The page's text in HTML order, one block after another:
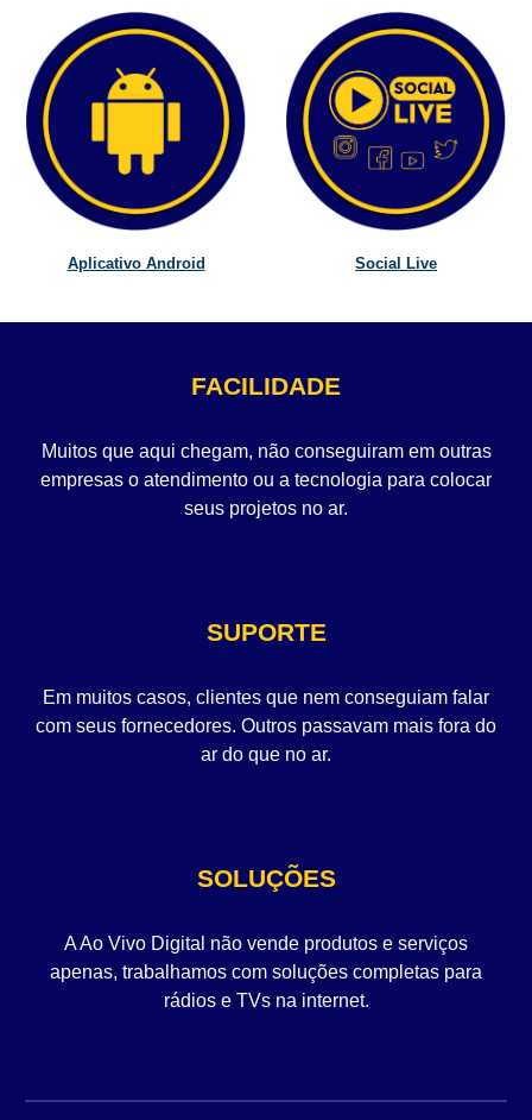
Aplicativo Android Social Live
FACILIDADE
Muitos que aqui chegam, não conseguiram em outras
empresas o atendimento ou a tecnologia para colocar
seus projetos no ar.
SUPORTE
Em muitos casos, clientes que nem conseguiam falar
com seus fornecedores. Outros passavam mais fora do
ar do que no ar.
SOLUÇÕES
A Ao Vivo Digital não vende produtos e serviços
apenas, trabalhamos com soluções completas para
rádios e TVs na internet.